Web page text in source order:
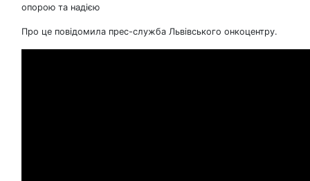
опорою та надією
Про це повідомила прес-служба Львівського онкоцентру.